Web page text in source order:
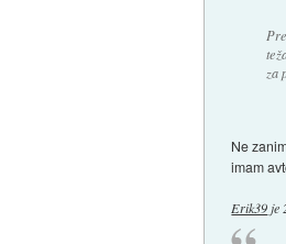
za
Ne
imam
Erik39 je